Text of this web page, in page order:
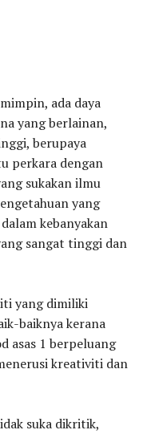
ada daya
yang berlainan,
berupaya
perkara dengan
sukakan ilmu
yang
kebanyakan
sangat tinggi dan
yang dimiliki
baiknya kerana
asas 1 berpeluang
kreativiti dan
suka dikritik,